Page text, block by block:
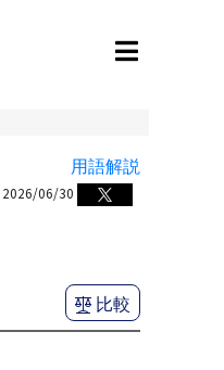
用語解説
2026/06/30
比較